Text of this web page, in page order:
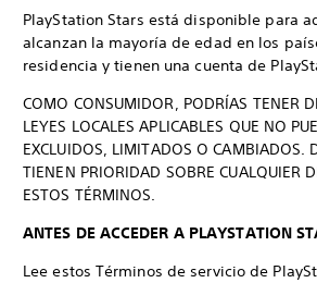
PlayStation Stars está disponible para
alcanzan la mayoría de edad en los
residencia y tienen una cuenta de
COMO CONSUMIDOR, PODRÍAS TENER
LEYES LOCALES APLICABLES QUE NO
EXCLUIDOS, LIMITADOS O CAMBIADOS.
TIENEN PRIORIDAD SOBRE CUALQUIER
ESTOS TÉRMINOS.
ANTES DE ACCEDER A PLAYSTATION
Lee estos Términos de servicio de